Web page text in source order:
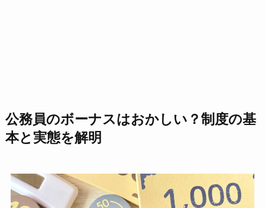
公務員のボーナスはおかしい？制度の基
本と実態を解明